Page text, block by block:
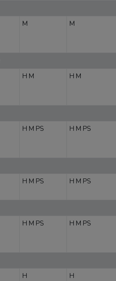
M M
H M H M
H M PS H M PS
H M PS H M PS
H M PS H M PS
H H